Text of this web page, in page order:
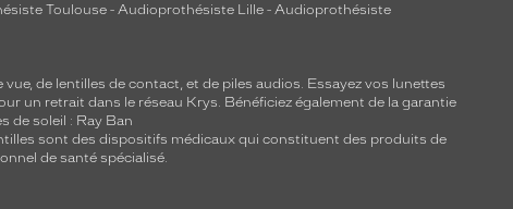
Toulouse - Audioprothésiste Lille - Audioprothésiste
vue, de lentilles de contact, et de piles audios. Essayez vos lunettes
un retrait dans le réseau Krys. Bénéficiez également de la garantie
de soleil : Ray Ban
sont des dispositifs médicaux qui constituent des produits de
de santé spécialisé.